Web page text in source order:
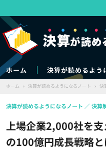
ホーム 決算が読めるよう
ホーム › 決算が読めるようになるノート › 決
上場企業2,000社を支
の100億円成長戦略
決算が読めるようになるノート 決算